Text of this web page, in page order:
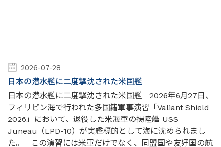
2026-07-28
日本の潜水艦に二度撃沈された米国艦
日本の潜水艦に二度撃沈された米国艦 2026年6月27日、
フィリピン海で行われた多国籍軍事演習「Valiant Shield
2026」において、退役した米海軍の揚陸艦 USS
Juneau（LPD-10）が実艦標的として海に沈められまし
た。 この演習には米軍だけでなく、同盟国や友好国の航